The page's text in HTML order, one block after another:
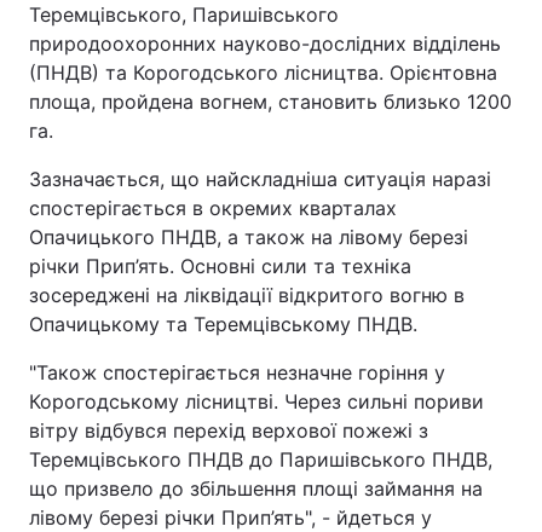
Теремцівського, Паришівського
природоохоронних науково-дослідних відділень
(ПНДВ) та Корогодського лісництва. Орієнтовна
площа, пройдена вогнем, становить близько 1200
га.
Зазначається, що найскладніша ситуація наразі
спостерігається в окремих кварталах
Опачицького ПНДВ, а також на лівому березі
річки Прип’ять. Основні сили та техніка
зосереджені на ліквідації відкритого вогню в
Опачицькому та Теремцівському ПНДВ.
"Також спостерігається незначне горіння у
Корогодському лісництві. Через сильні пориви
вітру відбувся перехід верхової пожежі з
Теремцівського ПНДВ до Паришівського ПНДВ,
що призвело до збільшення площі займання на
лівому березі річки Прип’ять", - йдеться у